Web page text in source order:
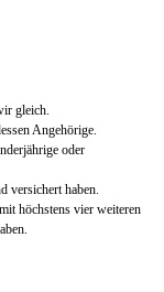
gleich.
Angehörige.
oder
versichert haben.
höchstens vier weiteren